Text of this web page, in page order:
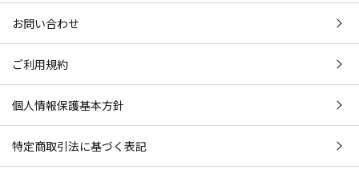
お問い合わせ
ご利用規約
個人情報保護基本方針
特定商取引法に基づく表記